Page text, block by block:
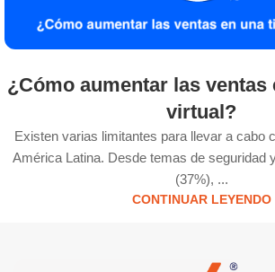
¿Cómo aumentar las ventas
virtual?
Existen varias limitantes para llevar a cabo
América Latina. Desde temas de seguridad
(37%), ...
CONTINUAR LEYENDO